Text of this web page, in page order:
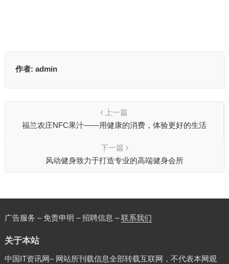
作者: admin
上一篇
福兰农庄NFC果汁——用健康的消费，体验更好的生活
下一篇
风动健身致力于打造专业的高端健身会所
广告服务 – 免责申明 – 招聘信息 –联系我们
关于本站
中国IT资讯网– 网站所刊载信息全部转载互联网，不代表本网观